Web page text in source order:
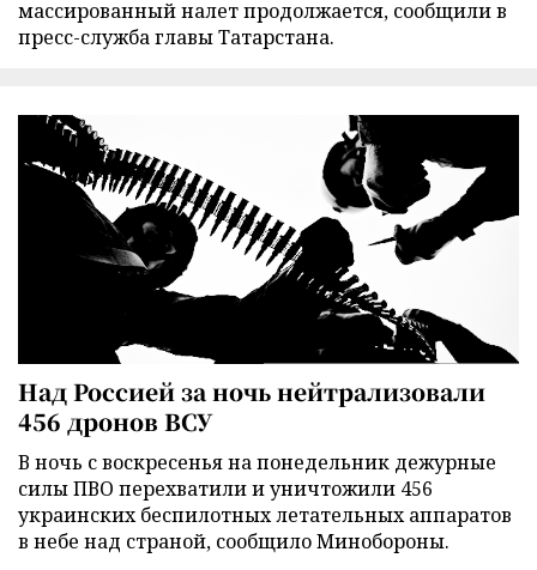
массированный налет продолжается, сообщили в
пресс-служба главы Татарстана.
Над Россией за ночь нейтрализовали
456 дронов ВСУ
В ночь с воскресенья на понедельник дежурные
силы ПВО перехватили и уничтожили 456
украинских беспилотных летательных аппаратов
в небе над страной, сообщило Минобороны.